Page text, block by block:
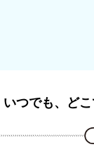
いつでも、ど